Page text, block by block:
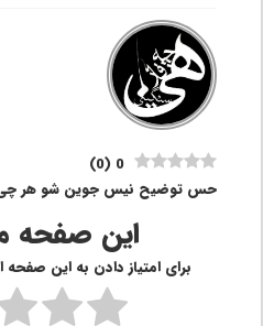
0
(
0
)
حس توضیح نیس جوین شو هر
این صفحه
برای امتیاز دادن به این صفحه